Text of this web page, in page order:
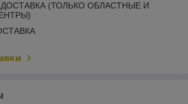
(ТОЛЬКО ОБЛАСТНЫЕ И